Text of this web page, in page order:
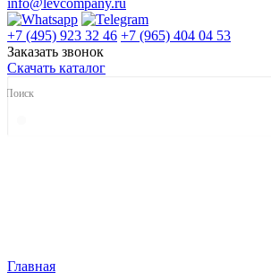
info@levcompany.ru
+7 (495) 923 32 46 +7 (965) 404 04 53
Заказать звонок
Скачать каталог
Главная